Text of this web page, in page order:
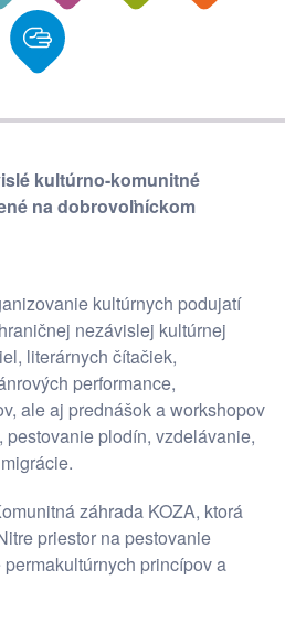
kultúrno-komunitné
na dobrovoľníckom
kultúrnych podujatí
nezávislej kultúrnej
literárnych čítačiek,
performance,
ale aj prednášok a workshopov
plodín, vzdelávanie,
záhrada KOZA, ktorá
priestor na pestovanie
princípov a